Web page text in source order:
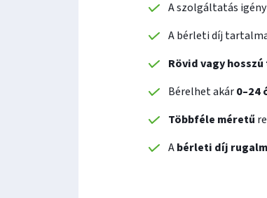
A szolgáltatás
A bérleti díj
Rövid vagy
Bérelhet akár0–24
Többféle méretű
Abérleti díj